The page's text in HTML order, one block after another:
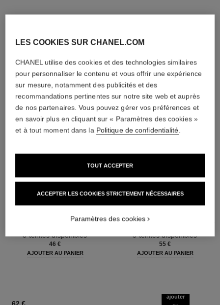
L'ACCORD PARFAIT
Stick Éclat Multi-usage
8 teintes disponibles
46 €
AJOUTER AU PANIER
Fard à Joues Crème en Poudre
5 teintes disponibles
55 €
AJOUTER AU PANIER
ajouter
LES COOKIES SUR CHANEL.COM
CHANEL utilise des cookies et des technologies similaires
pour personnaliser le contenu et vous offrir une expérience
sur mesure, notamment des publicités et des
recommandations pertinentes sur notre site web et auprès
de nos partenaires. Vous pouvez gérer vos préférences et
en savoir plus en cliquant sur « Paramètres des cookies »
et à tout moment dans la Politique de confidentialité
ACCEPTER LES COOKIES STRICTEMENT NÉCESSAIRES
TOUT ACCEPTER
Paramètres des cookies